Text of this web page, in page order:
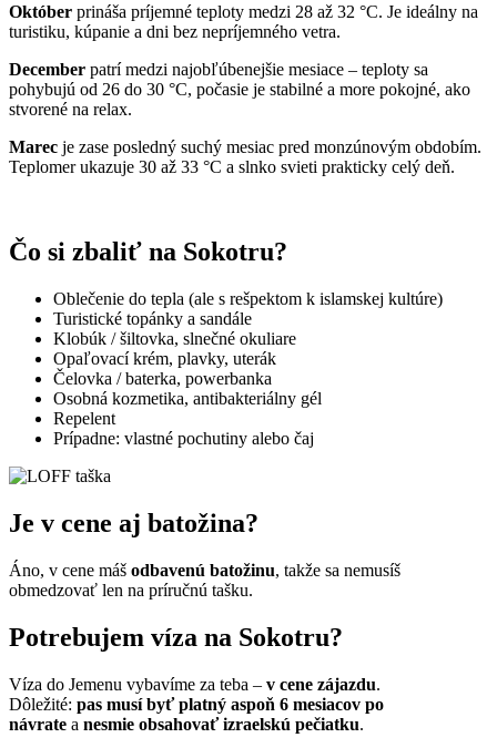
Október prináša príjemné teploty medzi 28 až 32 °C. Je ideálny na
turistiku, kúpanie a dni bez nepríjemného vetra.
December patrí medzi najobľúbenejšie mesiace – teploty sa
pohybujú od 26 do 30 °C, počasie je stabilné a more pokojné, ako
stvorené na relax.
Marec je zase posledný suchý mesiac pred monzúnovým obdobím.
Teplomer ukazuje 30 až 33 °C a slnko svieti prakticky celý deň.
Čo si zbaliť na Sokotru?
Oblečenie do tepla (ale s rešpektom k islamskej kultúre)
Turistické topánky a sandále
Klobúk / šiltovka, slnečné okuliare
Opaľovací krém, plavky, uterák
Čelovka / baterka, powerbanka
Osobná kozmetika, antibakteriálny gél
Repelent
Prípadne: vlastné pochutiny alebo čaj
Je v cene aj batožina?
Áno, v cene máš odbavenú batožinu, takže sa nemusíš
obmedzovať len na príručnú tašku.
Potrebujem víza na Sokotru?
Víza do Jemenu vybavíme za teba – v cene zájazdu.
Dôležité: pas musí byť platný aspoň 6 mesiacov po
návrate a nesmie obsahovať izraelskú pečiatku.